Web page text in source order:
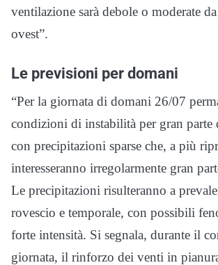
ventilazione sarà debole o moderate
ovest”.
Le previsioni per domani
“Per la giornata di domani 26/07
condizioni di instabilità per gran parte
con precipitazioni sparse che, a più
interesseranno irregolarmente gran
Le precipitazioni risulteranno a
rovescio e temporale, con possibili
forte intensità. Si segnala, durante il
giornata, il rinforzo dei venti in